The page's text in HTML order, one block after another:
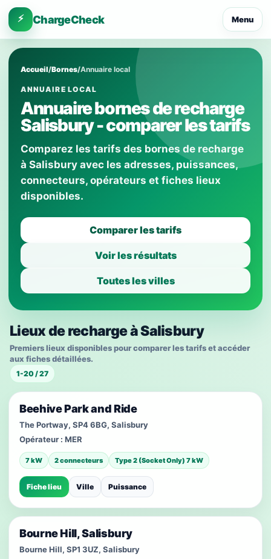
⚡ ChargeCheck Menu
Accueil/Bornes/Annuaire local
ANNUAIRE LOCAL
Annuaire bornes de recharge
Salisbury - comparer les tarifs
Comparez les tarifs des bornes de recharge
à Salisbury avec les adresses, puissances,
connecteurs, opérateurs et fiches lieux
disponibles.
Comparer les tarifs
Voir les résultats
Toutes les villes
Lieux de recharge à Salisbury
Premiers lieux disponibles pour comparer les tarifs et accéder
aux fiches détaillées.
1-20 / 27
Beehive Park and Ride
The Portway, SP4 6BG, Salisbury
Opérateur : MER
7 kW 2 connecteurs Type 2 (Socket Only) 7 kW
Fiche lieu Ville Puissance
Bourne Hill, Salisbury
Bourne Hill, SP1 3UZ, Salisbury